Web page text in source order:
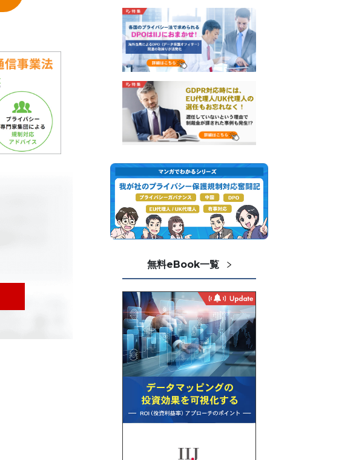
無料eBook一覧